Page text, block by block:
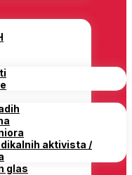
aktivista /
glas